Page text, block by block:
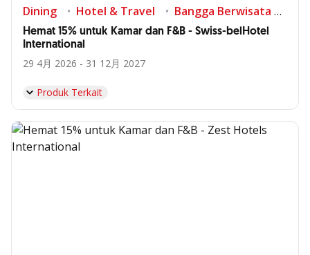
Dining Hotel & Travel Bangga Berwisata di Indonesia
Hemat 15% untuk Kamar dan F&B - Swiss-belHotel
International
29 4月 2026 - 31 12月 2027
Produk Terkait